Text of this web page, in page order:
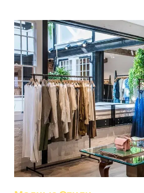
КАК
СТАТЬ
САМОЙ
МОДНОЙ
КРАСОТКОЙ
ТЫСЯЧЕЛЕТИЯ?